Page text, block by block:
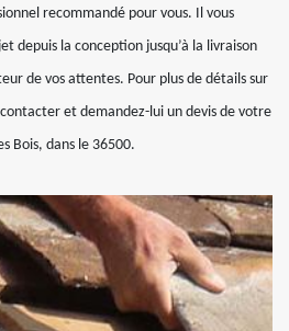
recommandé pour vous. Il vous
depuis la conception jusqu’à la livraison
de vos attentes. Pour plus de détails sur
contacter et demandez-lui un devis de votre
Bois, dans le 36500.